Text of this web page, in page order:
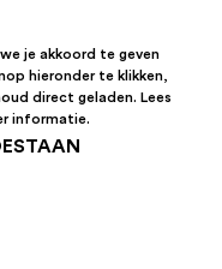
je akkoord te geven
hieronder te klikken,
direct geladen. Lees
informatie.